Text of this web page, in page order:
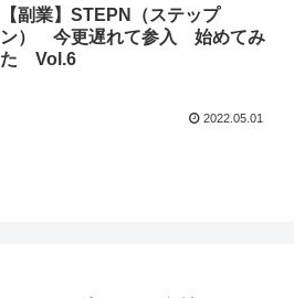
【副業】STEPN（ステップ
ン） 今更遅れて参入 始めてみ
た Vol.6
2022.05.01